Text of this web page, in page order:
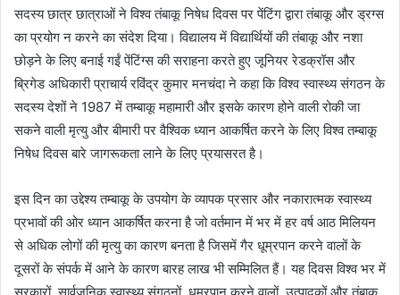
सदस्य छात्र छात्राओं ने विश्व तंबाकू निषेध दिवस पर पेंटिंग द्वारा तंबाकू और ड्रग्स
का प्रयोग न करने का संदेश दिया। विद्यालय में विद्यार्थियों की तंबाकू और नशा
छोड़ने के लिए बनाई गईं पेंटिंग्स की सराहना करते हुए जूनियर रेडक्रॉस और
ब्रिगेड अधिकारी प्राचार्य रविंद्र कुमार मनचंदा ने कहा कि विश्व स्वास्थ्य संगठन के
सदस्य देशों ने 1987 में तम्बाकू महामारी और इसके कारण होने वाली रोकी जा
सकने वाली मृत्यु और बीमारी पर वैश्विक ध्यान आकर्षित करने के लिए विश्व तम्बाकू
निषेध दिवस बारे जागरूकता लाने के लिए प्रयासरत है।
इस दिन का उद्देश्य तम्बाकू के उपयोग के व्यापक प्रसार और नकारात्मक स्वास्थ्य
प्रभावों की ओर ध्यान आकर्षित करना है जो वर्तमान में भर में हर वर्ष आठ मिलियन
से अधिक लोगों की मृत्यु का कारण बनता है जिसमें गैर धूम्रपान करने वालों के
दूसरों के संपर्क में आने के कारण बारह लाख भी सम्मिलित हैं। यह दिवस विश्व भर में